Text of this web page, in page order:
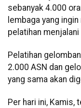
sebanyak 4.000
lembaga yang
pelatihan
Pelatihan
2.000 ASN dan
yang sama akan
Per hari ini, Kamis,